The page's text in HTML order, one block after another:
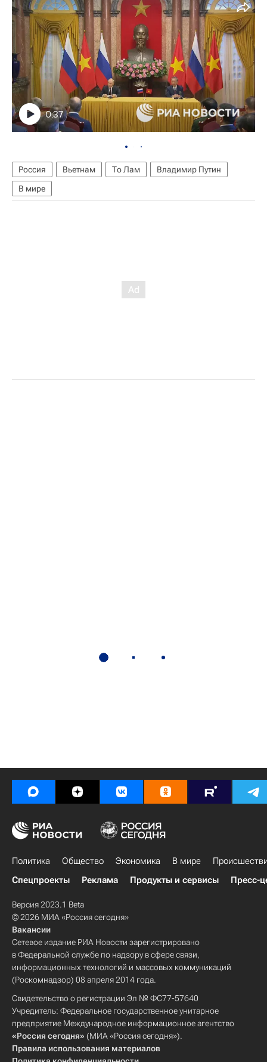
0:37
Россия Вьетнам То Лам
Владимир Путин
В мире
Политика Общество Экономика В мире
Спецпроекты
Реклама Продукты и сервисы Пресс-
Версия 2023.1 Beta
© 2026 МИА «Россия сегодня»
Вакансии
Сетевое издание РИА Новости зарегистрировано
в Федеральной службе по надзору в сфере связи,
информационных технологий и массовых коммуникаций
(Роскомнадзор) 08 апреля 2014 года.
Свидетельство о регистрации Эл № ФС77-57640
Учредитель: Федеральное государственное унитарное
предприятие Международное информационное агентство
«Россия сегодня» (МИА «Россия сегодня»).
Правила использования материалов